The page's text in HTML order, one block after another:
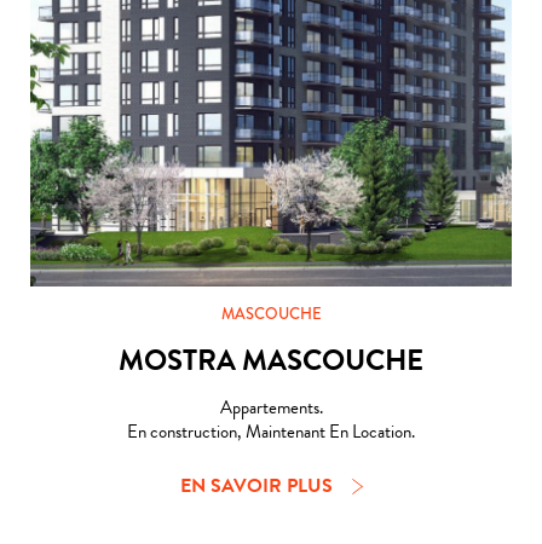
MASCOUCHE
MOSTRA MASCOUCHE
Appartements.
En construction, Maintenant En Location.
EN SAVOIR PLUS